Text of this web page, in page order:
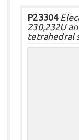
P23304
230,232U
tetrahedral